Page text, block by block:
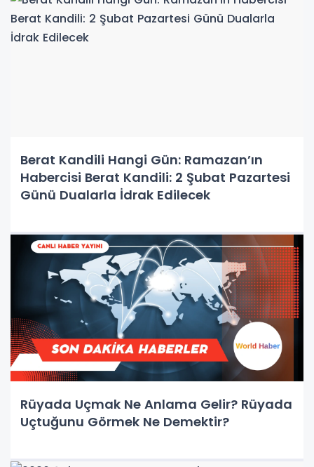
Berat Kandili Hangi Gün: Ramazan’ın
Habercisi Berat Kandili: 2 Şubat Pazartesi
Günü Dualarla İdrak Edilecek
Rüyada Uçmak Ne Anlama Gelir? Rüyada
Uçtuğunu Görmek Ne Demektir?